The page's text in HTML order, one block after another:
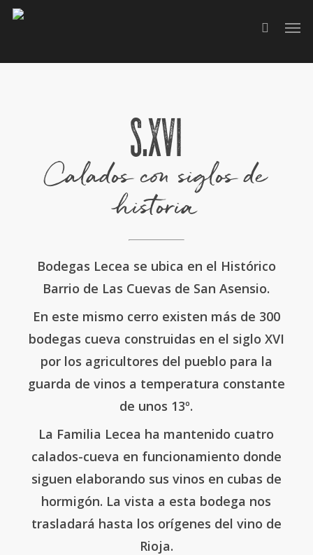
Skip
content
S.XVI
Calados con siglos de
historia
Bodegas Lecea se ubica en el Histórico
Barrio de Las Cuevas de San Asensio.
En este mismo cerro existen más de 300
bodegas cueva construidas en el siglo XVI
por los agricultores del pueblo para la
guarda de vinos a temperatura constante
de unos 13º.
La Familia Lecea ha mantenido cuatro
calados-cueva en funcionamiento donde
siguen elaborando sus vinos en cubas de
hormigón. La vista a esta bodega nos
trasladará hasta los orígenes del vino de
Rioja.